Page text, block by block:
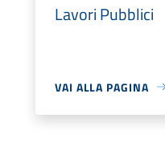
Lavori Pubblici
VAI ALLA PAGINA